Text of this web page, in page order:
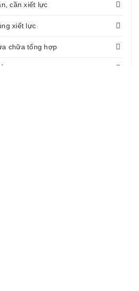
cần xiết lực
xiết lực
chữa tổng hợp
đinh rút